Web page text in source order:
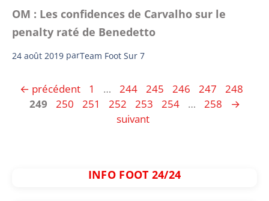
OM : Les confidences de Carvalho sur le
penalty raté de Benedetto
24 août 2019 parTeam Foot Sur 7
← précédent Page
1 … Page
244 Page
245 Page
246 Page
247 Page
248
249
Page
250 Page
251 Page
252 Page
253 Page
254 … Page
258
→
suivant
INFO FOOT 24/24